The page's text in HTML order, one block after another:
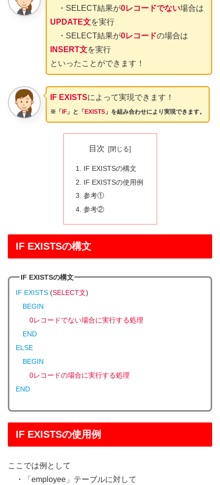
・SELECT結果が0レコードでない場合は
UPDATE文を実行
・SELECT結果が0レコードの場合は
INSERT文を実行
といったことができます！
IF EXISTSによって実現できます！
※「IF」と「EXISTS」を組み合わせにより実現できます。
目次
IF EXISTSの構文
IF EXISTSの使用例
参考①
参考②
IF EXISTSの構文
IF EXISTSの構文
IF EXISTS(SELECT文)
BEGIN
0レコードでない場合に実行する処理
END
ELSE
BEGIN
0レコードの場合に実行する処理
END
IF EXISTSの使用例
ここでは例として
・「employee」テーブルに対して